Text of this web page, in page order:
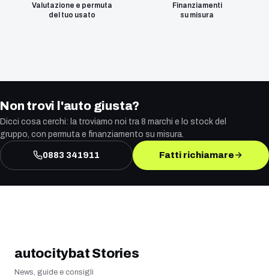
Valutazione e permuta
del tuo usato
Finanziamenti
su misura
Non trovi l'auto giusta?
Dicci cosa cerchi: la troviamo noi tra 8 marchi e lo stock del
gruppo, con permuta e finanziamento su misura.
0883 341911 Fatti richiamare
autocitybat Stories
News, guide e consigli